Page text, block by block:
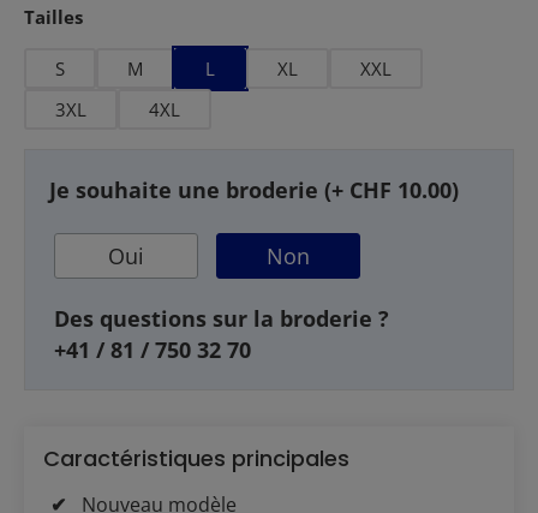
Sélectionnez
Tailles
S M L XL
XXL
3XL
4XL
Je souhaite une broderie (+ CHF 10.00)
Oui Non
Des questions sur la broderie ?
+41 / 81 / 750 32 70
Caractéristiques principales
Nouveau modèle